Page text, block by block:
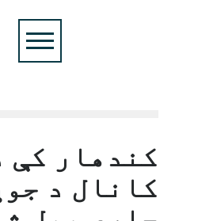
کندهار کې
کانال د